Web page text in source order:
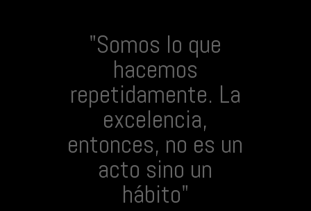
"Somos lo que
hacemos
repetidamente. La
excelencia,
entonces, no es un
acto sino un
hábito"